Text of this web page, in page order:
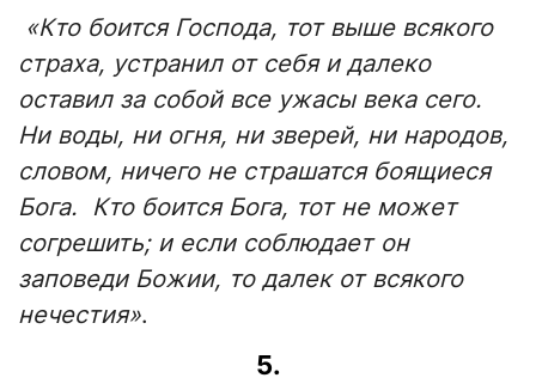
«Кто боится Господа, тот выше всякого
страха, устранил от себя и далеко
оставил за собой все ужасы века сего.
Ни воды, ни огня, ни зверей, ни народов,
словом, ничего не страшатся боящиеся
Бога. Кто боится Бога, тот не может
согрешить; и если соблюдает он
заповеди Божии, то далек от всякого
нечестия».
5.